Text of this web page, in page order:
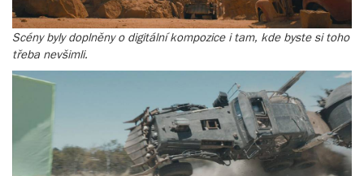
Scény byly doplněny o digitální kompozice i tam, kde byste si toho
třeba nevšimli.